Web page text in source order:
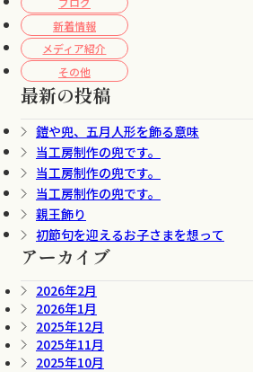
新着情報
メディア紹介
その他
最新の投稿
鎧や兜、五月人形を飾る意味
当工房制作の兜です。
当工房制作の兜です。
当工房制作の兜です。
親王飾り
初節句を迎えるお子さまを想って
アーカイブ
2026年2月
2026年1月
2025年12月
2025年11月
2025年10月